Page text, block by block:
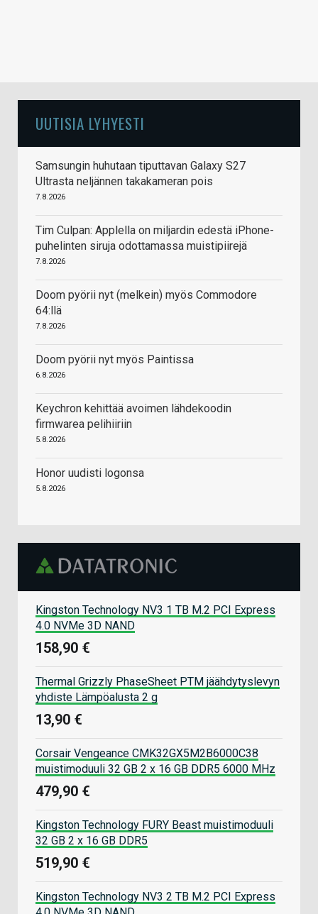
UUTISIA LYHYESTI
Samsungin huhutaan tiputtavan Galaxy S27
Ultrasta neljännen takakameran pois
7.8.2026
Tim Culpan: Applella on miljardin edestä iPhone-
puhelinten siruja odottamassa muistipiirejä
7.8.2026
Doom pyörii nyt (melkein) myös Commodore
64:llä
7.8.2026
Doom pyörii nyt myös Paintissa
6.8.2026
Keychron kehittää avoimen lähdekoodin
firmwarea pelihiiriin
5.8.2026
Honor uudisti logonsa
5.8.2026
Kingston Technology NV3 1 TB M.2 PCI Express
4.0 NVMe 3D NAND
158,90 €
Thermal Grizzly PhaseSheet PTM jäähdytyslevyn
yhdiste Lämpöalusta 2 g
13,90 €
Corsair Vengeance CMK32GX5M2B6000C38
muistimoduuli 32 GB 2 x 16 GB DDR5 6000 MHz
479,90 €
Kingston Technology FURY Beast muistimoduuli
32 GB 2 x 16 GB DDR5
519,90 €
Kingston Technology NV3 2 TB M.2 PCI Express